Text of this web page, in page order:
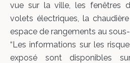
vue sur la ville, les fenêtres
volets électriques, la
espace de rangements au
“Les informations sur les
exposé sont disponibles